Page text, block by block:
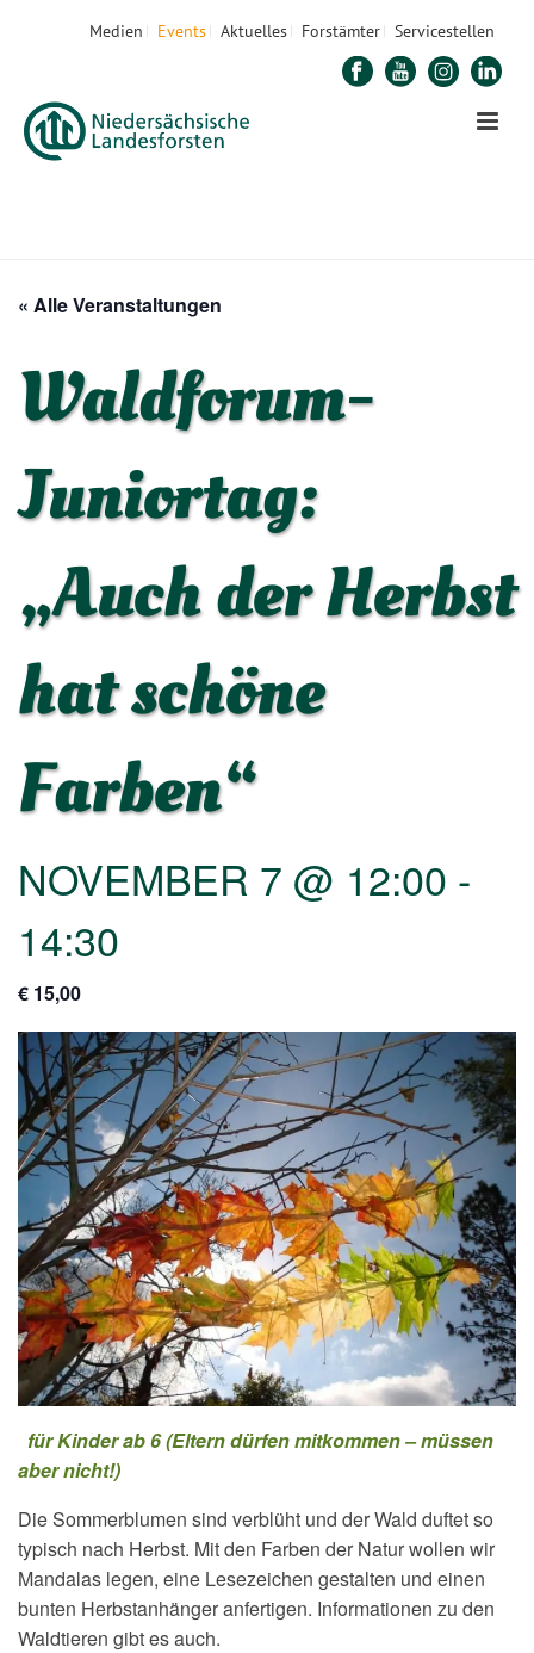
Medien Events Aktuelles Forstämter Servicestellen
« Alle Veranstaltungen
Waldforum-
Juniortag:
„Auch der Herbst
hat schöne
Farben“
NOVEMBER 7 @ 12:00 -
14:30
€ 15,00
für Kinder ab 6 (Eltern dürfen mitkommen – müssen
aber nicht!)
Die Sommerblumen sind verblüht und der Wald duftet so
typisch nach Herbst. Mit den Farben der Natur wollen wir
Mandalas legen, eine Lesezeichen gestalten und einen
bunten Herbstanhänger anfertigen. Informationen zu den
Waldtieren gibt es auch.